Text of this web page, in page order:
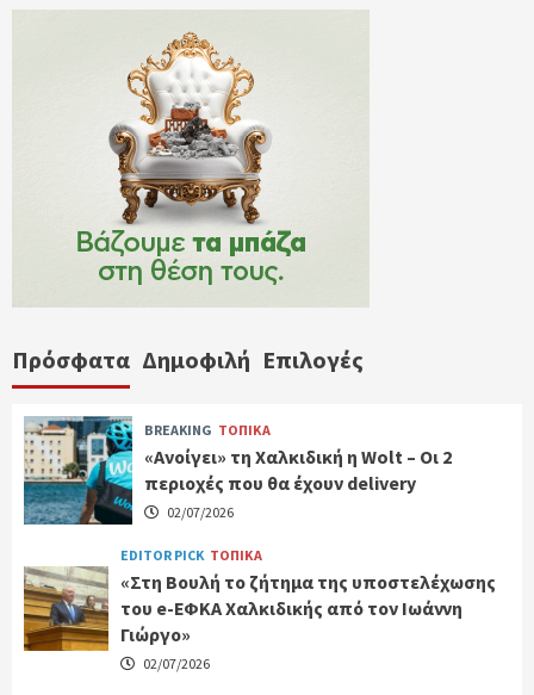
Πρόσφατα Δημοφιλή Επιλογές
BREAKING ΤΟΠΙΚΑ
«Ανοίγει» τη Χαλκιδική η Wolt – Οι 2
περιοχές που θα έχουν delivery
02/07/2026
EDITOR PICK ΤΟΠΙΚΑ
«Στη Βουλή το ζήτημα της υποστελέχωσης
του e-ΕΦΚΑ Χαλκιδικής από τον Ιωάννη
Γιώργο»
02/07/2026